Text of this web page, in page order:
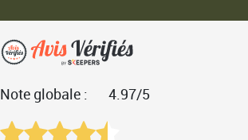
Note globale : 4.97/5